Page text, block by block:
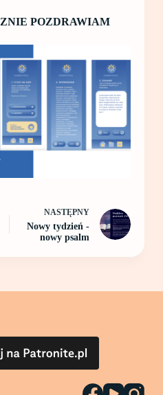
POZDRAWIAM
NASTĘPNY
Nowy tydzień -
nowy psalm